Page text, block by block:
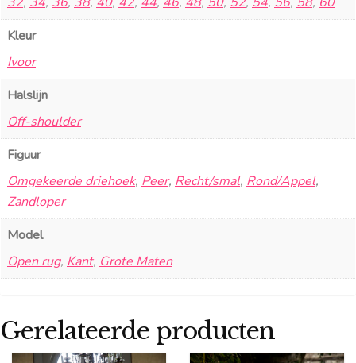
Kleur
Ivoor
Halslijn
Off-shoulder
Figuur
Omgekeerde driehoek, Peer, Recht/smal, Rond/Appel,
Zandloper
Model
Open rug, Kant, Grote Maten
Gerelateerde producten